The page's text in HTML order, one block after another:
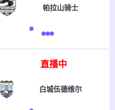
帕拉山骑士
直播中
白城伍德维尔